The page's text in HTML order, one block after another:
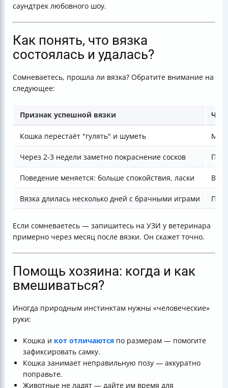
саундтрек любовного шоу.
Как понять, что вязка
состоялась и удалась?
Сомневаетесь, прошла ли вязка? Обратите внимание на
следующее:
Признак успешной вязки Что
Кошка перестаёт "гулять" и шуметь
Через 2-3 недели заметно покраснение сосков
Поведение меняется: больше спокойствия, ласки Ваш
Вязка длилась несколько дней с брачными играми
Если сомневаетесь — запишитесь на УЗИ у ветеринара
примерно через месяц после вязки. Он скажет точно.
Помощь хозяина: когда и как
вмешиваться?
Иногда природным инстинктам нужны «человеческие»
руки:
Кошка и кот отличаются по размерам — помогите
зафиксировать самку.
Кошка занимает неправильную позу — аккуратно
поправьте.
Животные не ладят — дайте им время для